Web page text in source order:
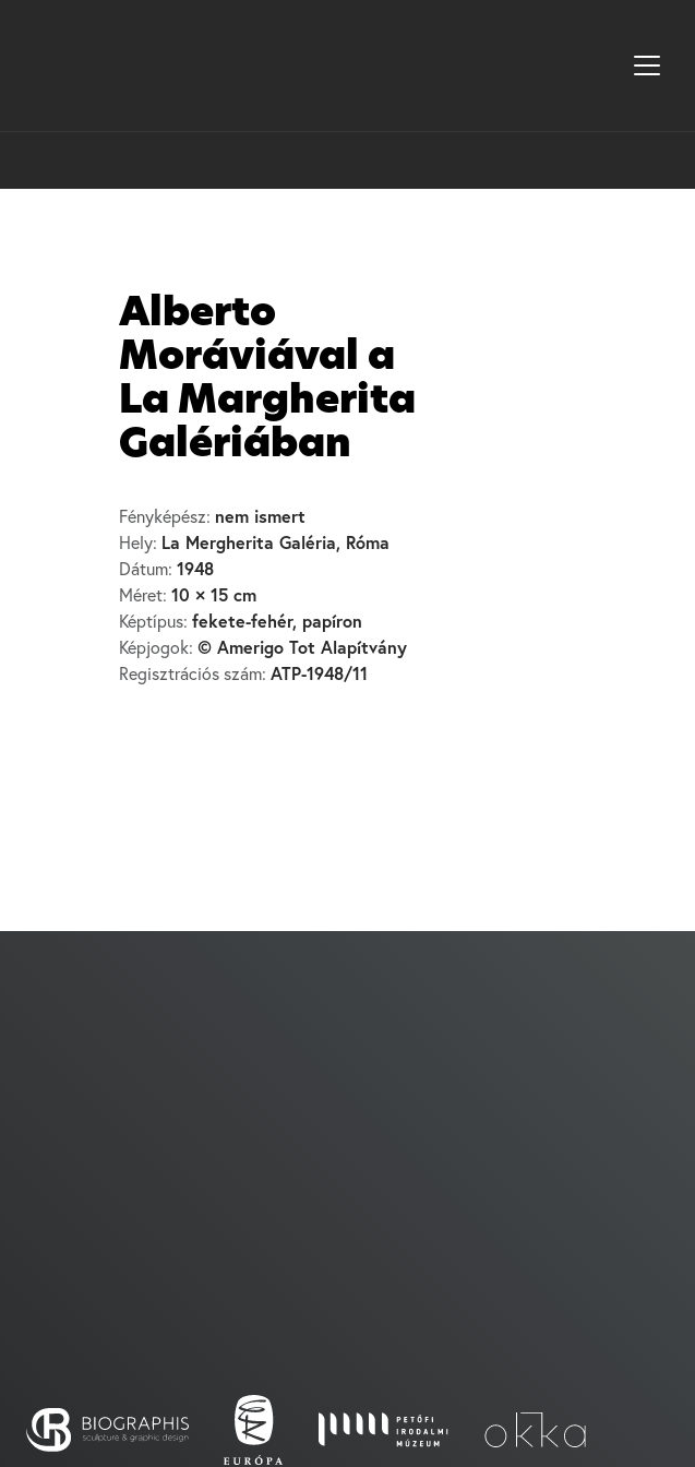
Alberto
Moráviával a
La Margherita
Galériában
Fényképész: nem ismert
Hely: La Mergherita Galéria, Róma
Dátum: 1948
Méret: 10 × 15 cm
Képtípus: fekete-fehér, papíron
Képjogok: © Amerigo Tot Alapítvány
Regisztrációs szám: ATP-1948/11